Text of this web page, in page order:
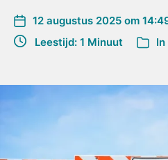
12 augustus 2025 om
Leestijd: 1 Minuut
In